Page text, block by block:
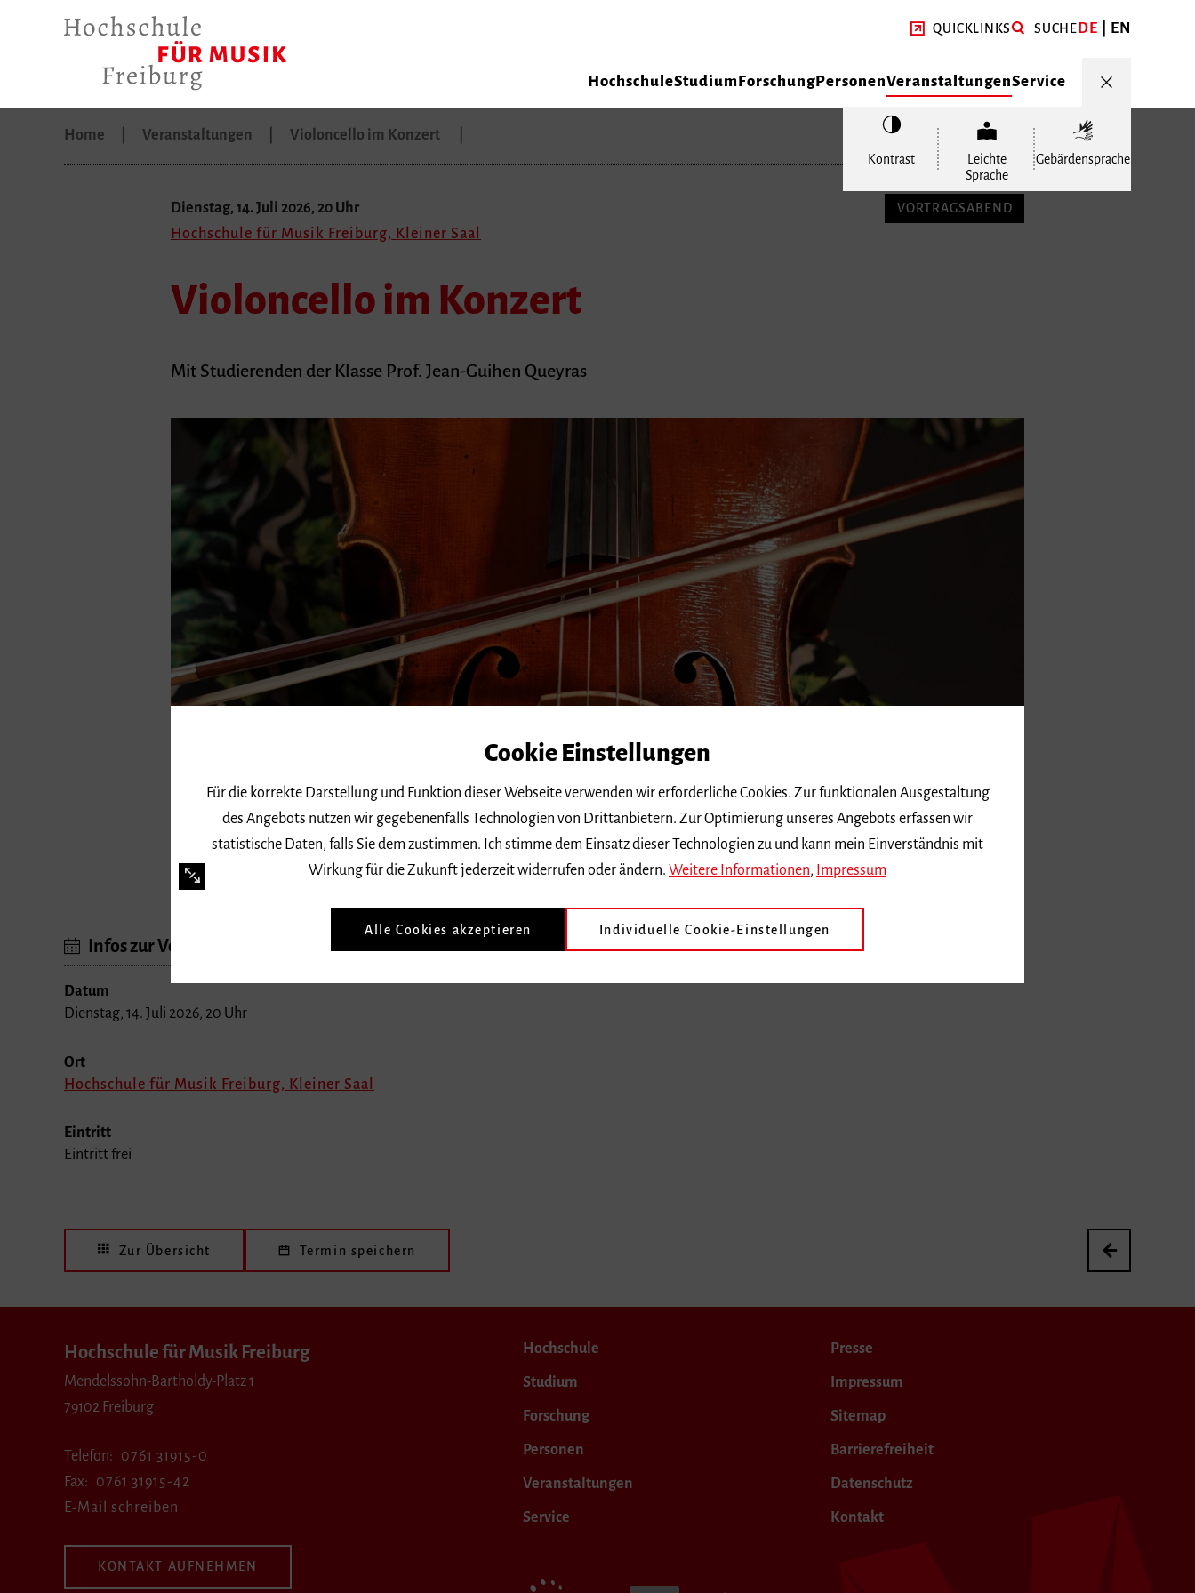
QUICKLINKS SUCHEDE EN
HochschuleStudiumForschungPersonenVeranstaltungenService
Kontrast
Leichte
Sprache
Gebärdensprache
Home Veranstaltungen Violoncello im Konzert
Dienstag, 14. Juli 2026, 20 Uhr
Hochschule für Musik Freiburg, Kleiner Saal
VORTRAGSABEND
Violoncello im Konzert
Mit Studierenden der Klasse Prof. Jean-Guihen Queyras
Infos zur Veranstaltung
Datum
Dienstag, 14. Juli 2026, 20 Uhr
Ort
Hochschule für Musik Freiburg, Kleiner Saal
Eintritt
Eintritt frei
Zur Übersicht Termin speichern
Hochschule für Musik Freiburg
Mendelssohn-Bartholdy-Platz 1
79102 Freiburg
Telefon
0761 31915-0
Fax
0761 31915-42
E-Mail schreiben
KONTAKT AUFNEHMEN
Hochschule
Studium
Forschung
Personen
Veranstaltungen
Service
Presse
Impressum
Sitemap
Barrierefreiheit
Datenschutz
Kontakt
Cookie Einstellungen
Für die korrekte Darstellung und Funktion dieser Webseite verwenden wir erforderliche Cookies. Zur funktionalen Ausgestaltung
des Angebots nutzen wir gegebenenfalls Technologien von Drittanbietern. Zur Optimierung unseres Angebots erfassen wir
statistische Daten, falls Sie dem zustimmen. Ich stimme dem Einsatz dieser Technologien zu und kann mein Einverständnis mit
Wirkung für die Zukunft jederzeit widerrufen oder ändern. Weitere Informationen, Impressum
Alle Cookies akzeptieren Individuelle Cookie-Einstellungen